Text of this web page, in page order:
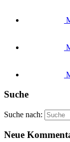
Suche
Suche nach:
Neue